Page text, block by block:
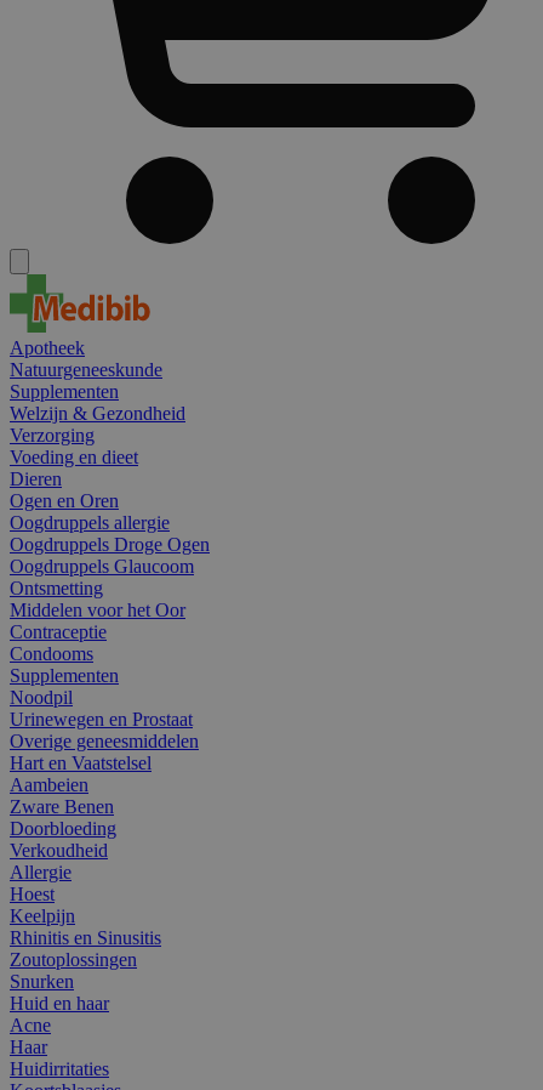
Apotheek
Natuurgeneeskunde
Supplementen
Welzijn & Gezondheid
Verzorging
Voeding en dieet
Dieren
Ogen en Oren
Oogdruppels allergie
Oogdruppels Droge Ogen
Oogdruppels Glaucoom
Ontsmetting
Middelen voor het Oor
Contraceptie
Condooms
Supplementen
Noodpil
Urinewegen en Prostaat
Overige geneesmiddelen
Hart en Vaatstelsel
Aambeien
Zware Benen
Doorbloeding
Verkoudheid
Allergie
Hoest
Keelpijn
Rhinitis en Sinusitis
Zoutoplossingen
Snurken
Huid en haar
Acne
Haar
Huidirritaties